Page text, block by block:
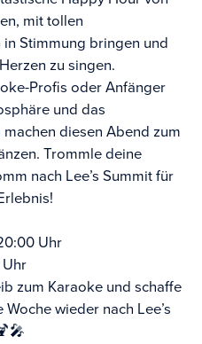
mit tollen
Stimmung bringen und
zu singen.
Profis oder Anfänger
und das
diesen Abend zum
Trommle deine
nach Lee’s Summit für
Uhr
zum Karaoke und schaffe
wieder nach Lee’s